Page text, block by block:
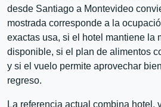
desde Santiago a Montevideo
mostrada corresponde a la
exactas usa, si el hotel mantiene la
disponible, si el plan de alimentos
y si el vuelo permite aprovechar
regreso.
La referencia actual combina hotel,